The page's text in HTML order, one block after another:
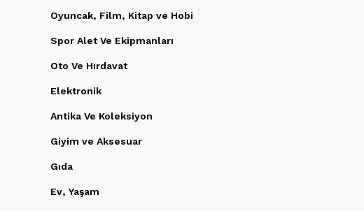
Oyuncak, Film, Kitap ve Hobi
Spor Alet Ve Ekipmanları
Oto Ve Hırdavat
Elektronik
Antika Ve Koleksiyon
Giyim ve Aksesuar
Gıda
Ev, Yaşam